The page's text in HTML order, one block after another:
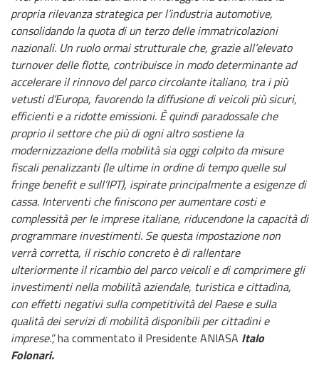
propria rilevanza strategica per l’industria automotive,
consolidando la quota di un terzo delle immatricolazioni
nazionali. Un ruolo ormai strutturale che, grazie all’elevato
turnover delle flotte, contribuisce in modo determinante ad
accelerare il rinnovo del parco circolante italiano, tra i più
vetusti d’Europa, favorendo la diffusione di veicoli più sicuri,
efficienti e a ridotte emissioni. È quindi paradossale che
proprio il settore che più di ogni altro sostiene la
modernizzazione della mobilità sia oggi colpito da misure
fiscali penalizzanti (le ultime in ordine di tempo quelle sul
fringe benefit e sull’IPT), ispirate principalmente a esigenze di
cassa. Interventi che finiscono per aumentare costi e
complessità per le imprese italiane, riducendone la capacità di
programmare investimenti. Se questa impostazione non
verrà corretta, il rischio concreto è di rallentare
ulteriormente il ricambio del parco veicoli e di comprimere gli
investimenti nella mobilità aziendale, turistica e cittadina,
con effetti negativi sulla competitività del Paese e sulla
qualità dei servizi di mobilità disponibili per cittadini e
imprese.”,ha commentato il Presidente ANIASA Italo
Folonari.